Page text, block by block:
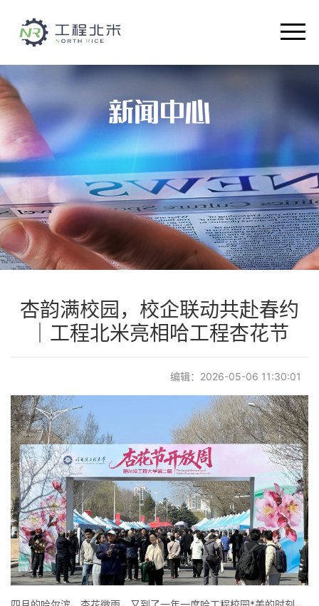
关于我们
智能设备
解决方案
产品介绍
新闻中心
人才招聘
联系我们
杏韵满校园，校企联动共赴春约
｜工程北米亮相哈工程杏花节
编辑：2026-05-06 11:30:01